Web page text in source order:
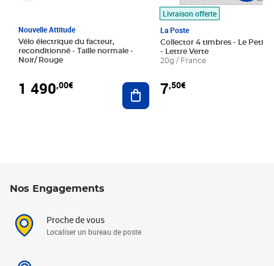
Nouvelle Attitude
Vélo électrique du facteur,
reconditionné - Taille normale -
Noir/ Rouge
1 490,00€ Ajouter au panier
Livraison offerte
La Poste
Collector 4 timbres - Le Petit
- Lettre Verte
20g / France
7,50€
Nos Engagements
Proche de vous
Localiser un bureau de poste